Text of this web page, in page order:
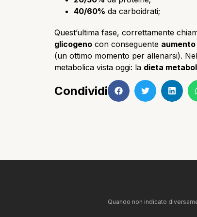
40/60% da carboidrati;
Quest’ultima fase, correttamente
glicogeno con conseguente
(un ottimo momento per allenarsi). Nel
metabolica vista oggi: la dieta
Condividi
Quando non indicato